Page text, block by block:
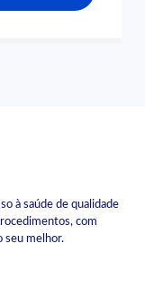
à saúde de qualidade
com
seu melhor.